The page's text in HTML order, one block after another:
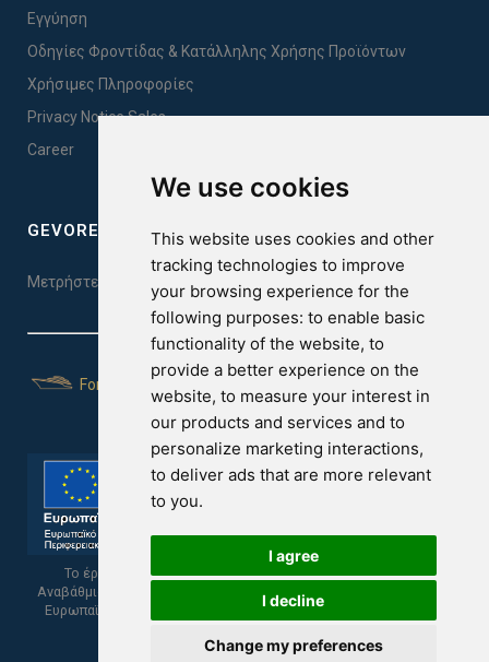
We use cookies
This website uses cookies and other
tracking technologies to improve
your browsing experience for the
following purposes: to enable basic
functionality of the website, to
provide a better experience on the
website, to measure your interest in
our products and services and to
personalize marketing interactions,
to deliver ads that are more relevant
to you.
I agree
I decline
Change my preferences
Εγγύηση
Οδηγίες Φροντίδας & Κατάλληλης Χρήσης Προϊόντων
Χρήσιμες Πληροφορίες
Privacy Notice Sales
Career
GEVOREST SLEEP QUALITY INDEX
Μετρήστε την ποιότητα του ύπνου σας. Κάντε το τεστ εδώ!
For Yachts
Το έργο υποβλήθηκε στα πλαίσια του Σχεδίου Ψηφιακής
Αναβάθμισης των Επιχειρήσεων και συγχρηματοδοτείται από το
Ευρωπαϊκό Ταμείο Περιφερειακής Ανάπτυξης και την Κυπριακή